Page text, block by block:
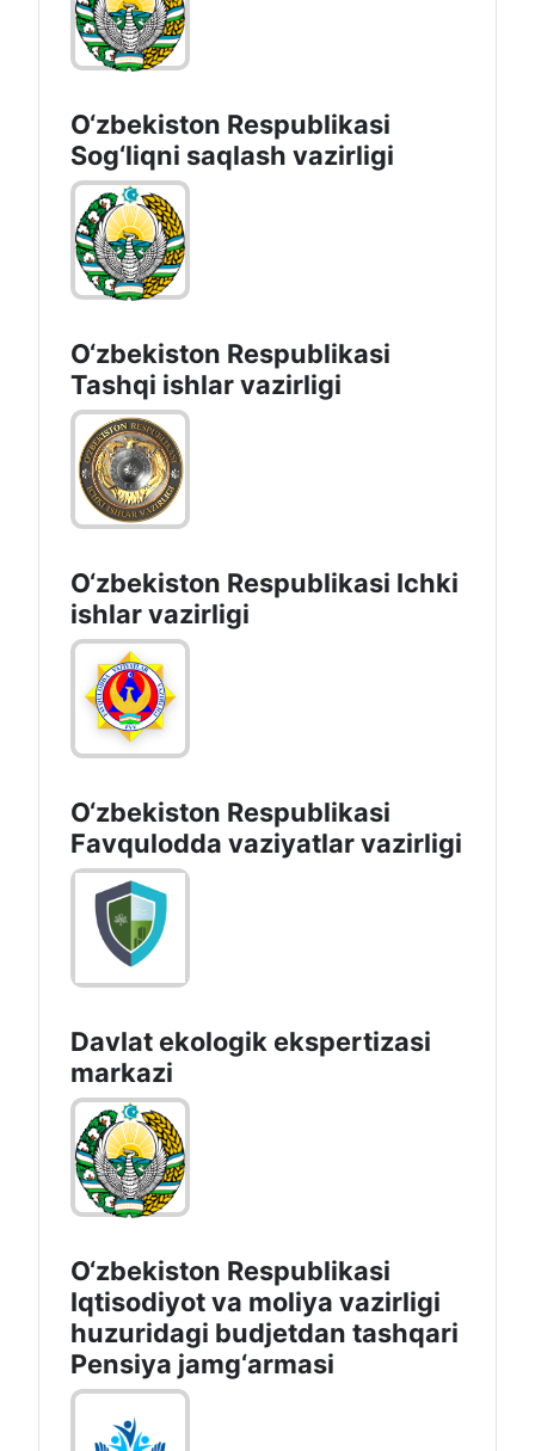
O‘zbеkistоn Rеspublikаsi
Sоg‘liqni saqlash vаzirligi
O‘zbеkistоn Rеspublikаsi
Tashqi ishlаr vаzirligi
O‘zbеkiston Rеspublikаsi Ichki
ishlаr vаzirligi
O‘zbеkistоn Rеspublikаsi
Favqulodda vaziyatlar vazirligi
Davlat ekologik ekspertizasi
markazi
O‘zbekiston Respublikasi
Iqtisodiyot va moliya vazirligi
huzuridagi budjetdan tashqari
Pensiya jamg‘armasi